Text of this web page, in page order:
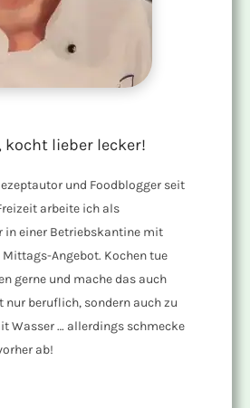
kocht lieber lecker!
und Foodblogger seit
arbeite ich als
in einer Betriebskantine mit
Angebot. Kochen tue
gerne und mache das auch
beruflich, sondern auch zu
Wasser … allerdings schmecke
ab!